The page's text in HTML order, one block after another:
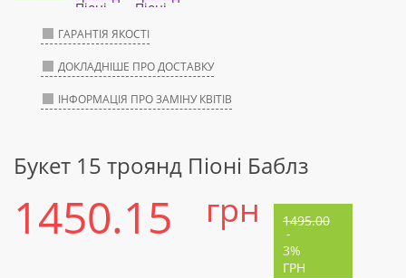
ГАРАНТІЯ ЯКОСТІ
ДОКЛАДНІШЕ ПРО ДОСТАВКУ
ІНФОРМАЦІЯ ПРО ЗАМІНУ КВІТІВ
Букет 15 троянд Піоні Баблз
1450.15 грн 1495.00
-
3%
ГРН